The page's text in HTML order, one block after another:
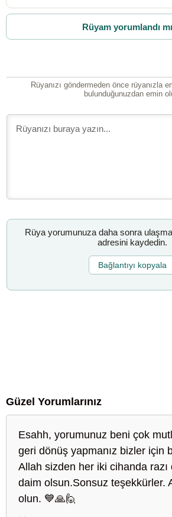
Rüyam yorumlandı
Rüyanızı göndermeden önce rüyanızla
bulunduğunuzdan emin
Rüya yorumunuza daha sonra
adresini kaydedin.
Bağlantıyı kopyala
Güzel Yorumlarınız
Esahh, yorumunuz beni çok
geri dönüş yapmanız bizler için
Allah sizden her iki cihanda razı
daim olsun.Sonsuz teşekkürler.
olun. 💙🙏🙋